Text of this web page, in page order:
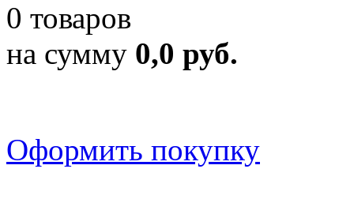
0 товаров
на сумму 0,0 руб.
Оформить покупку